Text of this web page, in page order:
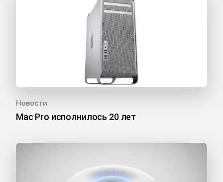
Новости
Mac Pro исполнилось 20 лет